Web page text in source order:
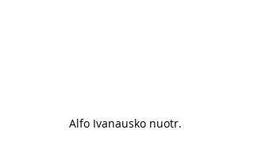
Alfo Ivanausko nuotr.